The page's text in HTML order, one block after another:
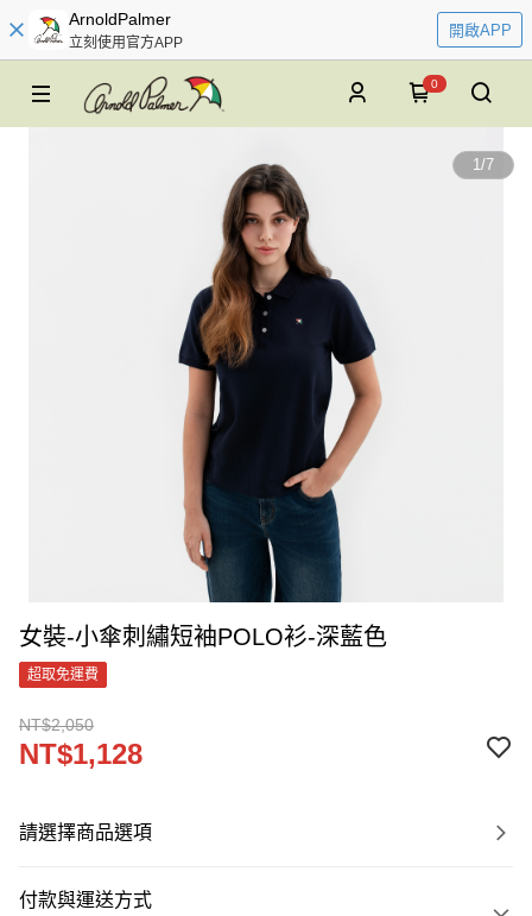
ArnoldPalmer
立刻使用官方APP
開啟APP
0
1/7
女裝-小傘刺繡短袖POLO衫-深藍色
超取免運費
NT$2,050
NT$1,128
請選擇商品選項
付款與運送方式